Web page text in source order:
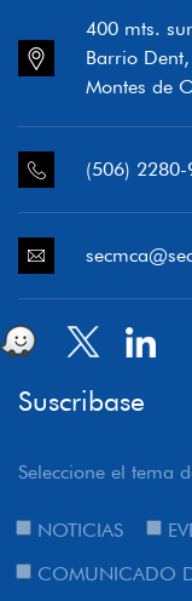
400 mts.
Barrio
Montes de
(506) 2280-
Suscribase
Seleccione el tema
NOTICIAS
COMUNICADO